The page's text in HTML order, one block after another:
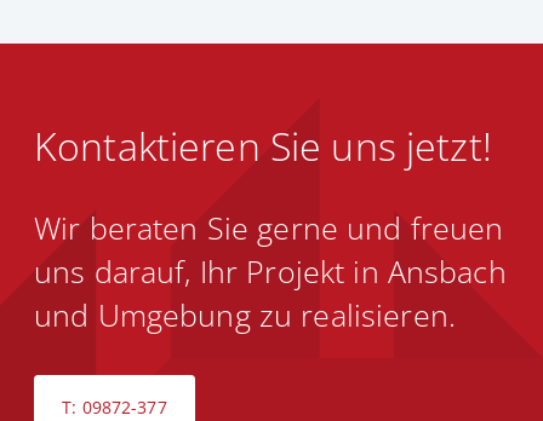
Kontaktieren Sie uns jetzt!
Wir beraten Sie gerne und freuen
uns darauf, Ihr Projekt in Ansbach
und Umgebung zu realisieren.
T: 09872-377